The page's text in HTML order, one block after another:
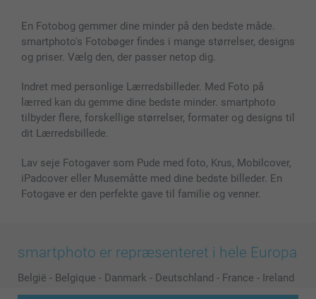
Cover til mobil & tablet
MyNameBook
Fotorammer & Tilbehør
Alle fotoprodukter
Sitemap
Betingelser og garantier
smartbonus
Priser & betaling
En Fotobog gemmer dine minder på den bedste måde.
smartphoto's Fotobøger findes i mange størrelser, designs
og priser. Vælg den, der passer netop dig.
Indret med personlige Lærredsbilleder. Med Foto på
lærred kan du gemme dine bedste minder. smartphoto
tilbyder flere, forskellige størrelser, formater og designs til
dit Lærredsbillede.
Lav seje Fotogaver som Pude med foto, Krus, Mobilcover,
iPadcover eller Musemåtte med dine bedste billeder. En
Fotogave er den perfekte gave til familie og venner.
smartphoto er repræsenteret i hele Europa
België - Belgique - Danmark - Deutschland - France - Ireland
- Nederland - Norge - Österreich - Schweiz - Suisse -